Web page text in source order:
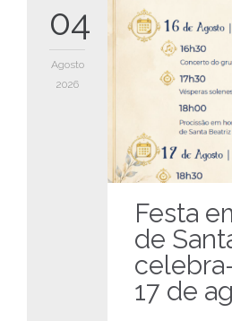
04
Agosto
2026
Festa
de
17 de